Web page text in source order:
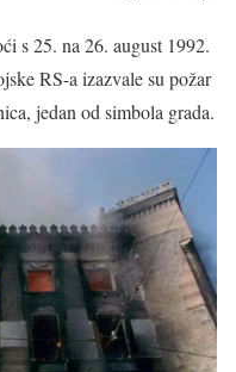
s 25. na 26. august 1992.
RS-a izazvale su požar
jedan od simbola grada.